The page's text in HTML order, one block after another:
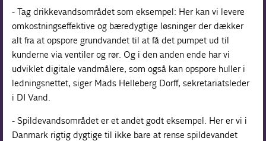
- Tag drikkevandsområdet som eksempel: Her kan vi levere
omkostningseffektive og bæredygtige løsninger der dækker
alt fra at opspore grundvandet til at få det pumpet ud til
kunderne via ventiler og rør. Og i den anden ende har vi
udviklet digitale vandmålere, som også kan opspore huller i
ledningsnettet, siger Mads Helleberg Dorff, sekretariatsleder
i DI Vand.
- Spildevandsområdet er et andet godt eksempel. Her er vi i
Danmark rigtig dygtige til ikke bare at rense spildevandet